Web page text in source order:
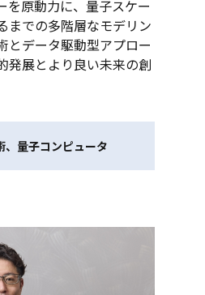
を原動力に、量子スケー
までの多階層なモデリン
とデータ駆動型アプロー
発展とより良い未来の創
、量子コンピュータ